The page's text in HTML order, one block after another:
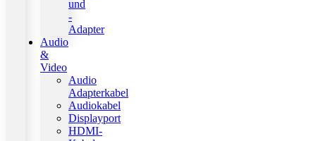
und
-
Adapter
Audio
&
Video
Audio
Adapterkabel
Audiokabel
Displayport
HDMI-